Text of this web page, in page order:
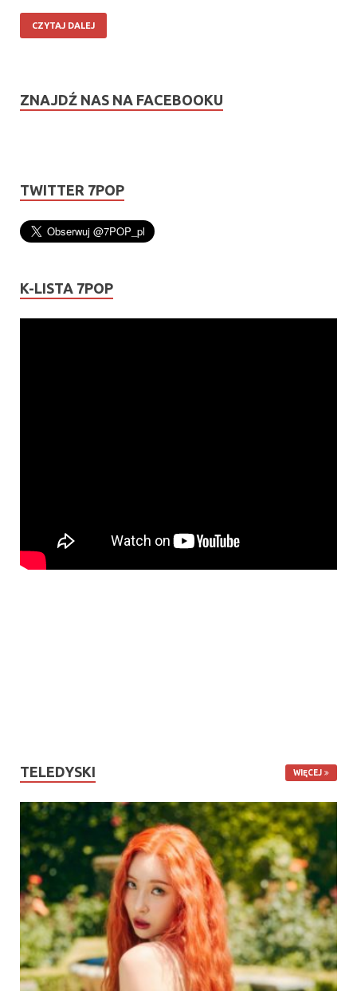
CZYTAJ DALEJ
ZNAJDŹ NAS NA FACEBOOKU
TWITTER 7POP
K-LISTA 7POP
TELEDYSKI WIĘCEJ